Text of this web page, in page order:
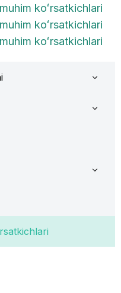
koʻrsatkichlari
koʻrsatkichlari
koʻrsatkichlari